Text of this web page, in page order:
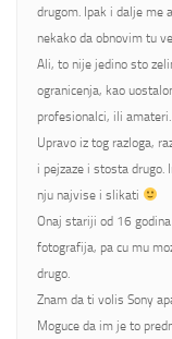
drugom. Ipak i dalje me
nekako da obnovim tu
Ali, to nije jedino sto
ogranicenja, kao
profesionalci, ili amateri.
Upravo iz tog razloga,
i pejzaze i stosta drugo.
nju najvise i slikati
Onaj stariji od 16
fotografija, pa cu mu
drugo.
Znam da ti volis Sony
Moguce da im je to